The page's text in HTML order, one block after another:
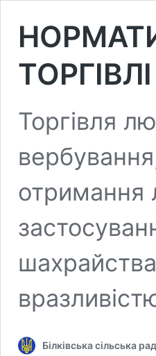
Торгівля
отримання
Білківська сільська